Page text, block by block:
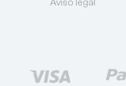
Aviso legal